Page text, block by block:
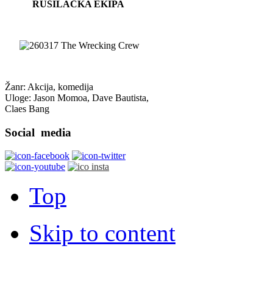
RUŠILAČKA EKIPA
Žanr: Akcija, komedija
Uloge: Jason Momoa, Dave Bautista,
Claes Bang
Social media
Top
Skip to content